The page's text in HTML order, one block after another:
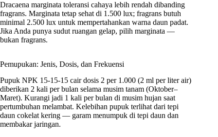
Dracaena marginata toleransi cahaya lebih rendah dibanding
fragrans. Marginata tetap sehat di 1.500 lux; fragrans butuh
minimal 2.500 lux untuk mempertahankan warna daun padat.
Jika Anda punya sudut ruangan gelap, pilih marginata —
bukan fragrans.
Pemupukan: Jenis, Dosis, dan Frekuensi
Pupuk NPK 15-15-15 cair dosis 2 per 1.000 (2 ml per liter air)
diberikan 2 kali per bulan selama musim tanam (Oktober–
Maret). Kurangi jadi 1 kali per bulan di musim hujan saat
pertumbuhan melambat. Kelebihan pupuk terlihat dari tepi
daun cokelat kering — garam menumpuk di tepi daun dan
membakar jaringan.